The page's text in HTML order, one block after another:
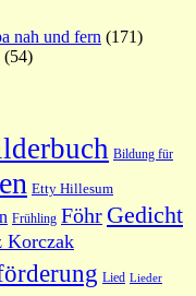
nah und fern (171)
(54)
Bildung für
Etty Hillesum
Frühling Föhr Gedicht
Korczak
Lied Lieder